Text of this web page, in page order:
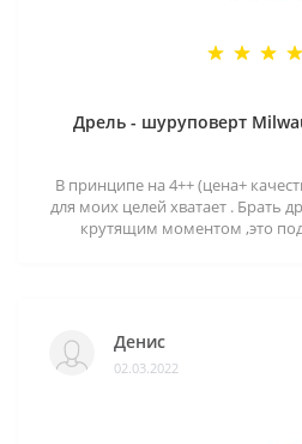
Дрель - шуруповерт
В принципе на 4++ (цена+
для моих целей хватает . Брать
крутящим моментом ,это
Денис
02.03.2022